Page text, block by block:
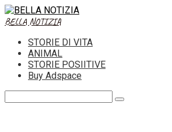
Skip
to
BELLA NOTIZIA
STORIE DI VITA
ANIMAL
STORIE POSIITIVE
Buy Adspace